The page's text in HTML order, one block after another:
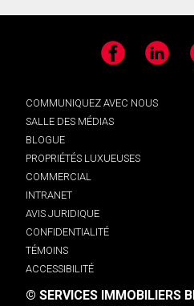
Facebook LinkedIn
COMMUNIQUEZ AVEC NOUS
SALLE DES MÉDIAS
BLOGUE
PROPRIÉTÉS LUXUEUSES
COMMERCIAL
INTRANET
AVIS JURIDIQUE
CONFIDENTIALITÉ
TÉMOINS
ACCESSIBILITÉ
© SERVICES IMMOBILIERS